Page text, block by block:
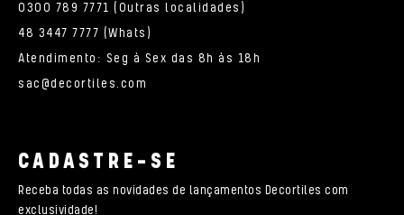
0300 789 7771 (Outras localidades)
48 3447 7777 (Whats)
Atendimento: Seg à Sex das 8h às 18h
sac@decortiles.com
CADASTRE-SE
Receba todas as novidades de lançamentos Decortiles com
exclusividade!